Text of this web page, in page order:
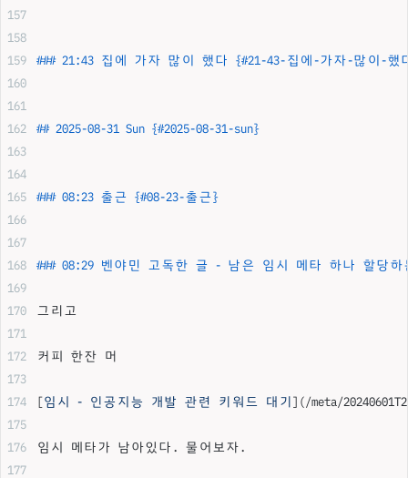
### 21:43 집에 가자 많이 했다 {#21-43-집에-가자-많이-했
## 2025-08-31 Sun {#2025-08-31-sun}
### 08:23 출근 {#08-23-출근}
### 08:29 벤야민 고독한 글 - 남은 임시 메타 하나 할당
그리고
커피 한잔 머
[임시 - 인공지능 개발 관련 키워드 대기 ](/meta/
임시 메타가 남아있다. 물어보자.